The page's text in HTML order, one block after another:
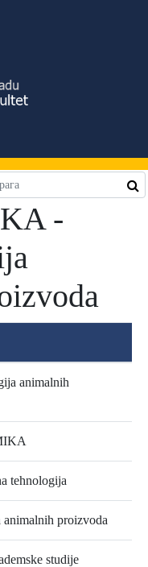
-
animalnih
tehnologija
animalnih proizvoda
studije